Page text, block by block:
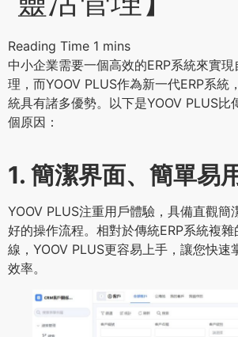
中小企業需要一個高效的ERP系統來實
理，而YOOV PLUS作為新一代ERP系統
統具有諸多優勢。以下是YOOV PLUS比
個原因：
1. 簡潔界面、簡單易
YOOV PLUS注重用戶體驗，具備直觀簡
好的操作流程。相對於傳統ERP系統複
線，YOOV PLUS更容易上手，讓您快速
效率。